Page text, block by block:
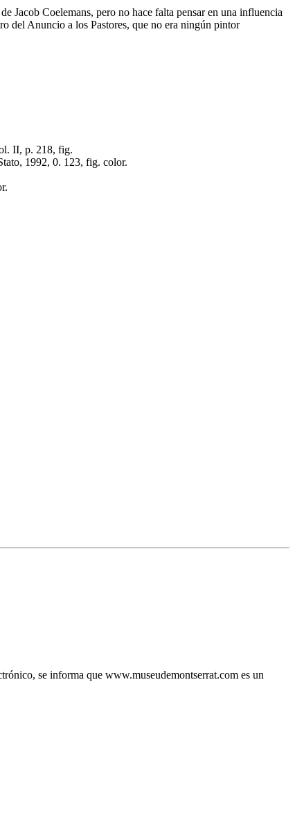
de Jacob Coelemans, pero no hace falta pensar en una influencia
del Anuncio a los Pastores, que no era ningún pintor
II, p. 218, fig.
1992, 0. 123, fig. color.
se informa que www.museudemontserrat.com es un